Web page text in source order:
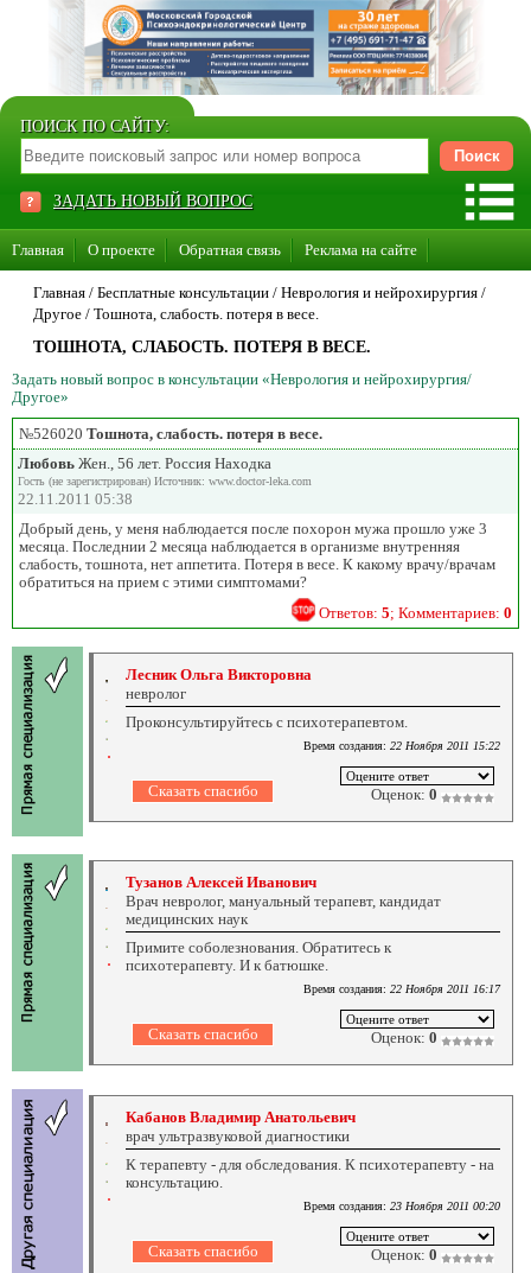
ПОИСК ПО САЙТУ:
ЗАДАТЬ НОВЫЙ ВОПРОС
Главная О проекте Обратная связь Реклама на сайте
Стать консультантом нашего сайта
Главная / Бесплатные консультации / Неврология и нейрохирургия /
Другое / Тошнота, слабость. потеря в весе.
ТОШНОТА, СЛАБОСТЬ. ПОТЕРЯ В ВЕСЕ.
Задать новый вопрос в консультации «Неврология и нейрохирургия/
Другое»
№526020 Тошнота, слабость. потеря в весе.
Любовь Жен., 56 лет. Россия Находка
Гость (не зарегистрирован) Источник: www.doctor-leka.com
22.11.2011 05:38
Добрый день, у меня наблюдается после похорон мужа прошло уже 3
месяца. Последнии 2 месяца наблюдается в организме внутренняя
слабость, тошнота, нет аппетита. Потеря в весе. К какому врачу/врачам
обратиться на прием с этими симптомами?
Ответов: 5; Комментариев: 0
Лесник Ольга Викторовна
невролог
Проконсультируйтесь с психотерапевтом.
Время создания: 22 Ноября 2011 15:22
Оценок: 0
Тузанов Алексей Иванович
Врач невролог, мануальный терапевт, кандидат
медицинских наук
Примите соболезнования. Обратитесь к
психотерапевту. И к батюшке.
Время создания: 22 Ноября 2011 16:17
Оценок: 0
Кабанов Владимир Анатольевич
врач ультразвуковой диагностики
К терапевту - для обследования. К психотерапевту - на
консультацию.
Время создания: 23 Ноября 2011 00:20
Оценок: 0